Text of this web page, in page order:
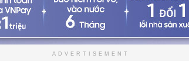
ADVERTISEMENT